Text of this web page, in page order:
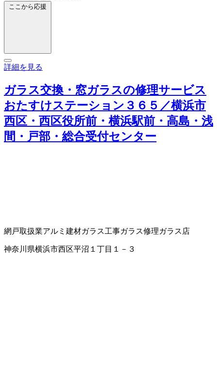
ここから応援
詳細を見る
ガラス交換・窓ガラスの修理サービス
おたすけステーション３６５／横浜市
西区・西区役所前・横浜駅前・高島・浅
間・戸部・総合受付センター
網戸取扱業アルミ建材ガラス工事ガラス修理ガラス店
神奈川県横浜市西区平沼１丁目１－３